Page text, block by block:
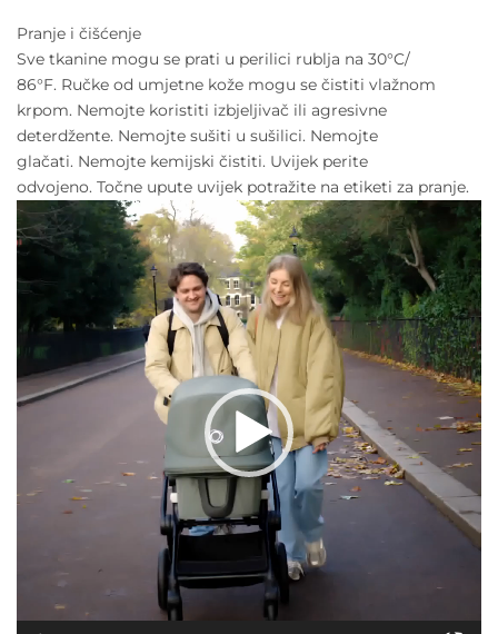
Pranje i čišćenje
Sve tkanine mogu se prati u perilici rublja na 30°C/
86°F. Ručke od umjetne kože mogu se čistiti vlažnom
krpom. Nemojte koristiti izbjeljivač ili agresivne
deterdžente. Nemojte sušiti u sušilici. Nemojte
glačati. Nemojte kemijski čistiti. Uvijek perite
odvojeno. Točne upute uvijek potražite na etiketi za pranje.
Reproduktor
videozapisa